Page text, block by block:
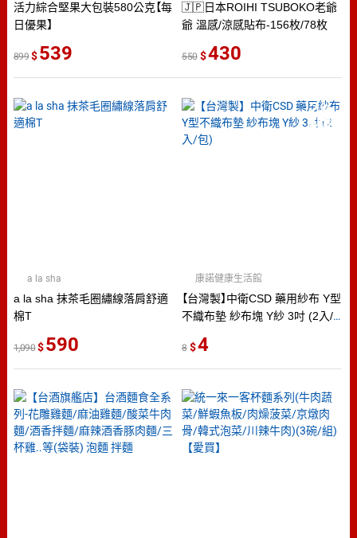
活力綜合堅果大包裝580公克【每
日優果】
899 539
🇯🇵日本ROIHI TSUBOKO老爺
爺 溫感/涼感貼布-156枚/78枚
550 430
a la sha 抹茶毛圈繡線落肩舒適
棉T
a la sha
1,090 590
2％
點數
【台灣製】中衛CSD 藥用紗布 Y型
不織布墊 紗布塊 Y紗 3吋 (2入/
康諾健康生活館
8 4